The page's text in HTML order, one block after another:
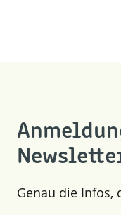
Genau die Infos,